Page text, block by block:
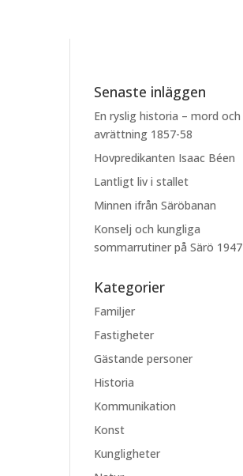
Senaste inläggen
En ryslig historia – mord och
avrättning 1857-58
Hovpredikanten Isaac Béen
Lantligt liv i stallet
Minnen ifrån Säröbanan
Konselj och kungliga
sommarrutiner på Särö 1947
Kategorier
Familjer
Fastigheter
Gästande personer
Historia
Kommunikation
Konst
Kungligheter